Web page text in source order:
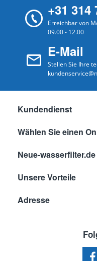
+31 314
Erreichbar von
09.00 - 12.00
E-Mail
Stellen Sie Ihre
Kundendienst
Wählen Sie einen
Neue-wasserfilter.de
Unsere Vorteile
Adresse